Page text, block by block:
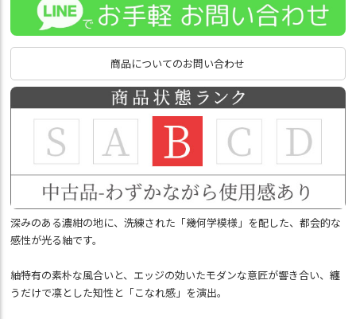
商品についてのお問い合わせ
深みのある濃紺の地に、洗練された「幾何学模様」を配した、都会的な
感性が光る紬です。
紬特有の素朴な風合いと、エッジの効いたモダンな意匠が響き合い、纏
うだけで凛とした知性と「こなれ感」を演出。